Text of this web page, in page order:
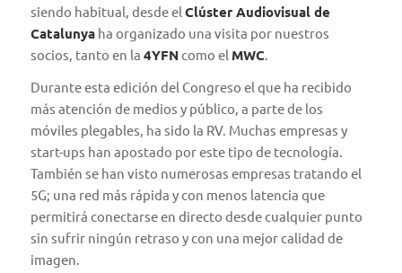
siendo habitual, desde el Clúster Audiovisual de
Catalunyaha organizado una visita por nuestros
socios, tanto en la 4YFNcomo el MWC
Durante esta edición del Congreso el que ha recibido
más atención de medios y público, a parte de los
móviles plegables, ha sido la RV. Muchas empresas y
start-ups han apostado por este tipo de tecnología.
También se han visto numerosas empresas tratando el
5G; una red más rápida y con menos latencia que
permitirá conectarse en directo desde cualquier punto
sin sufrir ningún retraso y con una mejor calidad de
imagen.